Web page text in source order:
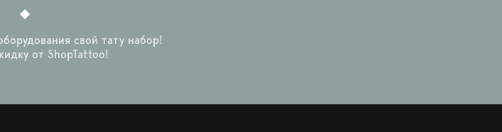
свой тату набор!
от ShopTattoo!